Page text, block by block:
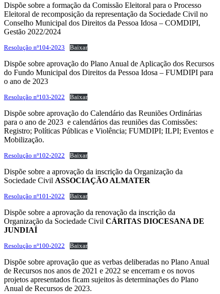
Dispõe sobre a formação da Comissão Eleitoral para o Processo
Eleitoral de recomposição da representação da Sociedade Civil no
Conselho Municipal dos Direitos da Pessoa Idosa – COMDIPI,
Gestão 2022/2024
Resolução nº104-2023 Baixar
Dispõe sobre aprovação do Plano Anual de Aplicação dos Recursos
do Fundo Municipal dos Direitos da Pessoa Idosa – FUMDIPI para
o ano de 2023
Resolução nº103-2022 Baixar
Dispõe sobre aprovação do Calendário das Reuniões Ordinárias
para o ano de 2023 e calendários das reuniões das Comissões:
Registro; Políticas Públicas e Violência; FUMDIPI; ILPI; Eventos e
Mobilização.
Resolução nº102-2022 Baixar
Dispõe sobre a aprovação da inscrição da Organização da
Sociedade Civil ASSOCIAÇÃO ALMATER
Resolução nº101-2022 Baixar
Dispõe sobre a aprovação da renovação da inscrição da
Organização da Sociedade Civil CÁRITAS DIOCESANA DE
JUNDIAÍ
Resolução nº100-2022 Baixar
Dispõe sobre aprovação que as verbas deliberadas no Plano Anual
de Recursos nos anos de 2021 e 2022 se encerram e os novos
projetos apresentados ficam sujeitos às determinações do Plano
Anual de Recursos de 2023.